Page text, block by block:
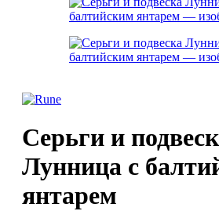
Серьги и
Лунница с
янтарем